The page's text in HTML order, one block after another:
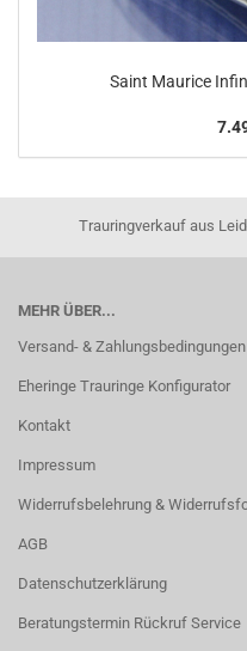
Saint Maurice
Trauringverkauf aus
MEHR ÜBER...
Versand- & Zahlungsbedingungen
Eheringe Trauringe Konfigurator
Kontakt
Impressum
Widerrufsbelehrung &
AGB
Datenschutzerklärung
Beratungstermin Rückruf Service